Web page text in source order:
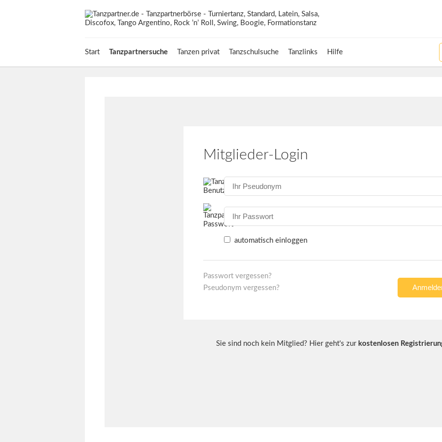
Start Tanzpartnersuche Tanzen privat Tanzschulsuche Tanzlinks Hilfe
Mitglieder-Login
automatisch einloggen
Passwort vergessen?
Pseudonym vergessen?
Sie sind noch kein Mitglied? Hier geht's zur kostenlosen